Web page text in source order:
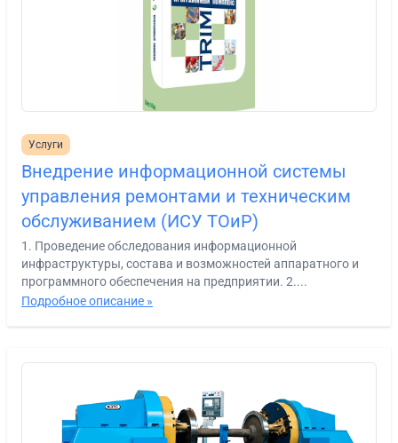
Услуги
Внедрение информационной системы
управления ремонтами и техническим
обслуживанием (ИСУ ТОиР)
1. Проведение обследования информационной
инфраструктуры, состава и возможностей аппаратного и
программного обеспечения на предприятии. 2....
Подробное описание »